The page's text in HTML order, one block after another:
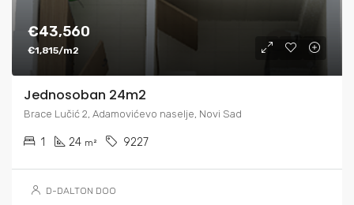
€43,560
€1,815/m2
Jednosoban 24m2
Brace Lučić 2, Adamovićevo naselje, Novi Sad
1 24 m² 9227
D-DALTON DOO